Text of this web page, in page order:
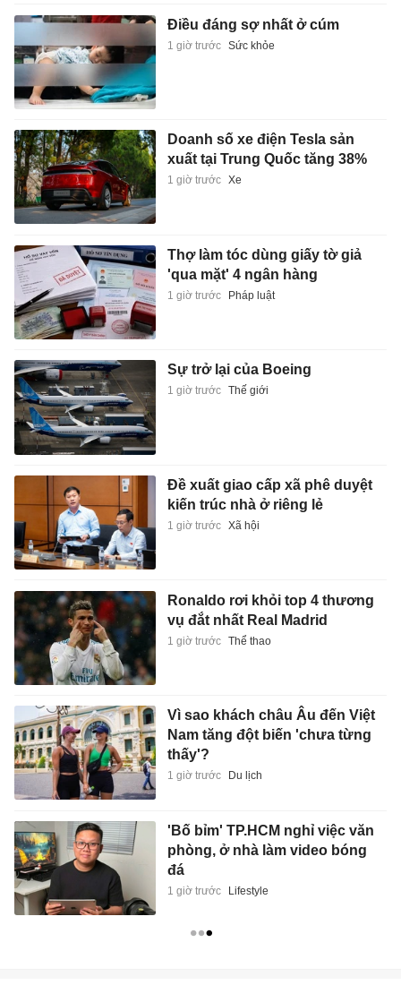
Điều đáng sợ nhất ở cúm
1 giờ trước Sức khỏe
Doanh số xe điện Tesla sản
xuất tại Trung Quốc tăng 38%
1 giờ trước Xe
Thợ làm tóc dùng giấy tờ giả
'qua mặt' 4 ngân hàng
1 giờ trước Pháp luật
Sự trở lại của Boeing
1 giờ trước Thế giới
Đề xuất giao cấp xã phê duyệt
kiến trúc nhà ở riêng lẻ
1 giờ trước Xã hội
Ronaldo rơi khỏi top 4 thương
vụ đắt nhất Real Madrid
1 giờ trước Thể thao
Vì sao khách châu Âu đến Việt
Nam tăng đột biến 'chưa từng
thấy'?
1 giờ trước Du lịch
'Bố bỉm' TP.HCM nghỉ việc văn
phòng, ở nhà làm video bóng
đá
1 giờ trước Lifestyle